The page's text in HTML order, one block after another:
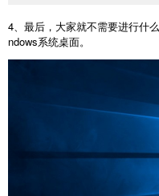
4、最后，大家就不需要进行什
ndows系统桌面。